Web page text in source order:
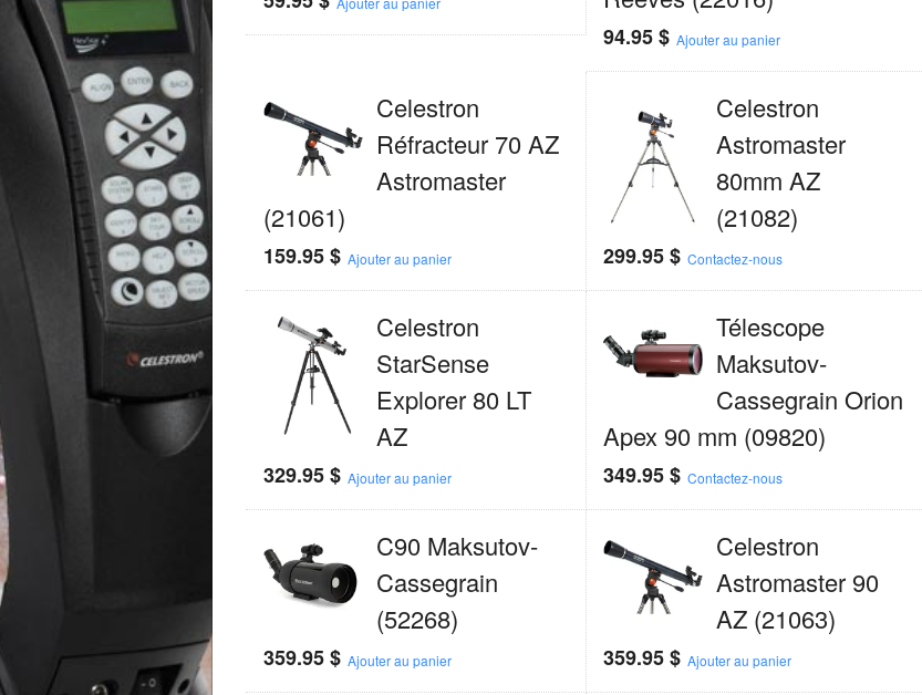
94.95$ Ajouter au panier
Celestron
Réfracteur 70 AZ
Astromaster
(21061)
159.95$ Ajouter au panier
Celestron
Astromaster
80mm AZ
(21082)
299.95$ Contactez-nous
Celestron
StarSense
Explorer 80 LT
AZ
329.95$ Ajouter au panier
Télescope
Maksutov-
Cassegrain Orion
Apex 90 mm (09820)
349.95$ Contactez-nous
C90 Maksutov-
Cassegrain
(52268)
359.95$ Ajouter au panier
Celestron
Astromaster 90
AZ (21063)
359.95$ Ajouter au panier